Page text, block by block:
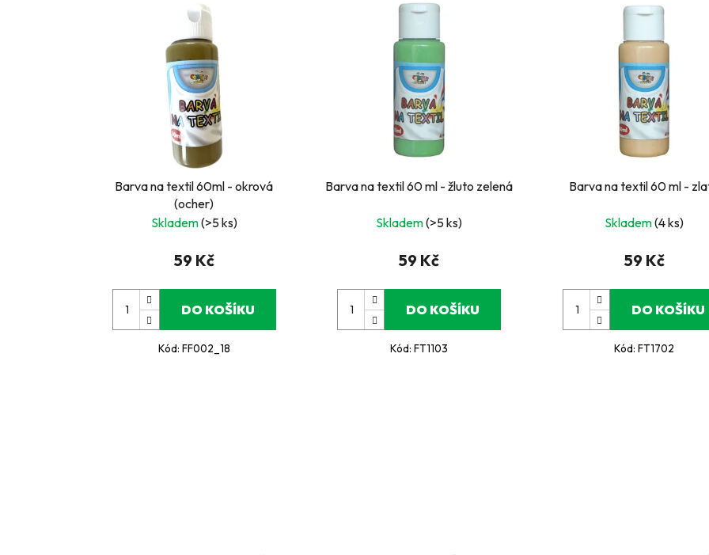
Barva na textil 60ml - okrová
(ocher)
Skladem(>5 ks)
59 Kč
DO KOŠÍKU
Kód: FF002_18
Barva na textil 60 ml - žluto zelená
Skladem(>5 ks)
59 Kč
DO KOŠÍKU
Kód:FT1103
Barva na textil 60 ml -
Skladem(4 ks)
59 Kč
DO KOŠÍKU
Kód:FT1702